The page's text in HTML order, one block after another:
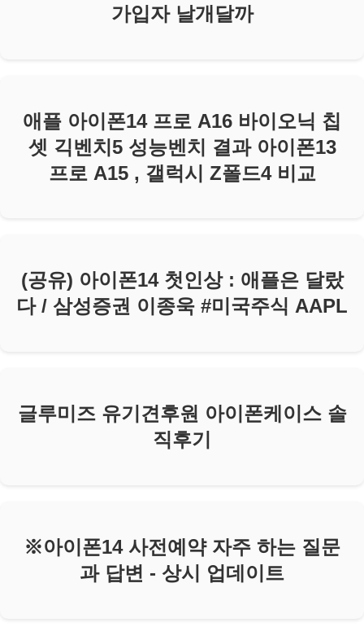
가입자 날개달까
애플 아이폰14 프로 A16 바이오닉 칩
셋 긱벤치5 성능벤치 결과 아이폰13
프로 A15 , 갤럭시 Z폴드4 비교
(공유) 아이폰14 첫인상 : 애플은 달랐
다 / 삼성증권 이종욱 #미국주식 AAPL
글루미즈 유기견후원 아이폰케이스 솔
직후기
※아이폰14 사전예약 자주 하는 질문
과 답변 - 상시 업데이트